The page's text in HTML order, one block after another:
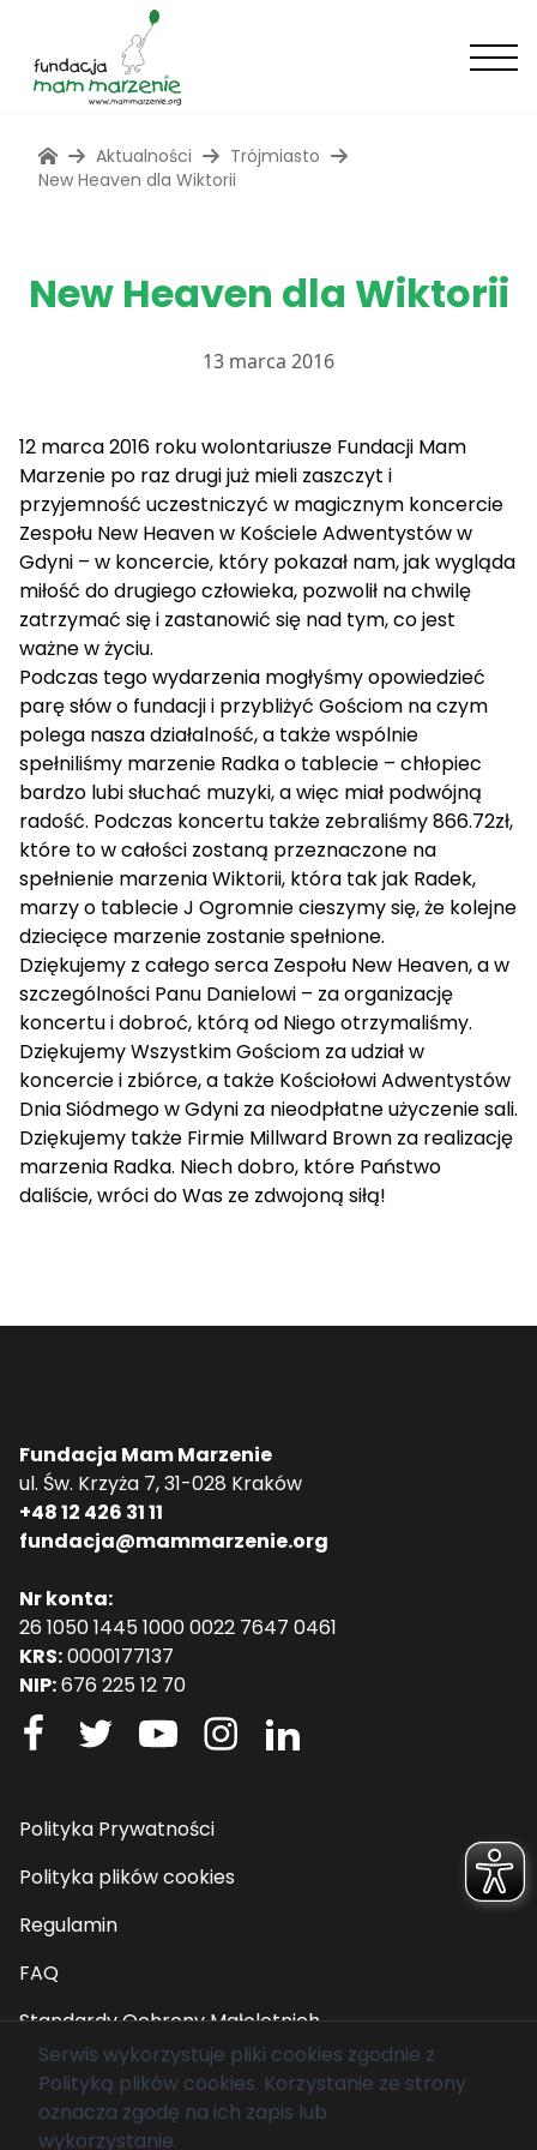
Aktualności
Trójmiasto
New Heaven dla Wiktorii
New Heaven dla Wiktorii
13 marca 2016
12 marca 2016 roku wolontariusze Fundacji Mam
Marzenie po raz drugi już mieli zaszczyt i
przyjemność uczestniczyć w magicznym koncercie
Zespołu New Heaven w Kościele Adwentystów w
Gdyni – w koncercie, który pokazał nam, jak wygląda
miłość do drugiego człowieka, pozwolił na chwilę
zatrzymać się i zastanowić się nad tym, co jest
ważne w życiu.
Podczas tego wydarzenia mogłyśmy opowiedzieć
parę słów o fundacji i przybliżyć Gościom na czym
polega nasza działalność, a także wspólnie
spełniliśmy marzenie Radka o tablecie – chłopiec
bardzo lubi słuchać muzyki, a więc miał podwójną
radość. Podczas koncertu także zebraliśmy 866.72zł,
które to w całości zostaną przeznaczone na
spełnienie marzenia Wiktorii, która tak jak Radek,
marzy o tablecie J Ogromnie cieszymy się, że kolejne
dziecięce marzenie zostanie spełnione.
Dziękujemy z całego serca Zespołu New Heaven, a w
szczególności Panu Danielowi – za organizację
koncertu i dobroć, którą od Niego otrzymaliśmy.
Dziękujemy Wszystkim Gościom za udział w
koncercie i zbiórce, a także Kościołowi Adwentystów
Dnia Siódmego w Gdyni za nieodpłatne użyczenie sali.
Dziękujemy także Firmie Millward Brown za realizację
marzenia Radka. Niech dobro, które Państwo
daliście, wróci do Was ze zdwojoną siłą!
Fundacja Mam Marzenie
ul. Św. Krzyża 7, 31-028 Kraków
+48 12 426 31 11
fundacja@mammarzenie.org
Nr konta:
26 1050 1445 1000 0022 7647 0461
KRS:0000177137
NIP:676 225 12 70
Polityka Prywatności
Polityka plików cookies
Regulamin
FAQ
Standardy Ochrony Małoletnich
© 2026 Fundacja Mam Marzenie. Wszelkie prawa
zastrzeżone.
Serwis wykorzystuje pliki cookies zgodnie z
Polityką plików cookies. Korzystanie ze strony
oznacza zgodę na ich zapis lub
wykorzystanie.